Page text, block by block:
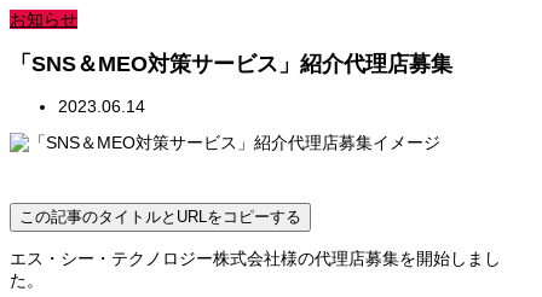
お知らせ
「SNS＆MEO対策サービス」紹介代理店募集
2023.06.14
この記事のタイトルとURLをコピーする
エス・シー・テクノロジー株式会社様の代理店募集を開始しまし
た。